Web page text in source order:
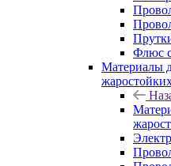
Флюс
Материалы